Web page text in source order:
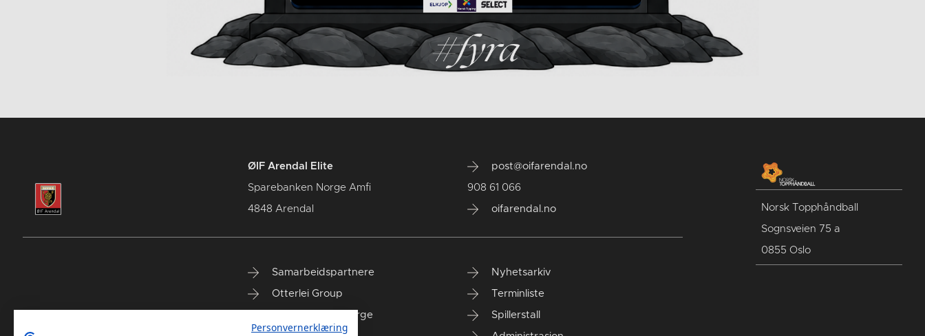
ØIF Arendal Elite
Sparebanken Norge Amfi
4848 Arendal
post@oifarendal.no
908 61 066
oifarendal.no
Samarbeidspartnere
Otterlei Group
Sparebanken Norge
Nyhetsarkiv
Terminliste
Spillerstall
Norsk Topphåndball
Sognsveien 75 a
0855 Oslo
Personvernerklæring